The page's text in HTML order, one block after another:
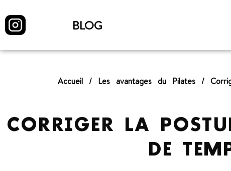
BLOG
Accueil/ Les avantages du Pilates/
CORRIGER LA
DE